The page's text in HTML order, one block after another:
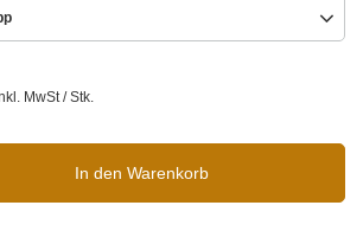
MwSt/Stk.
In den Warenkorb